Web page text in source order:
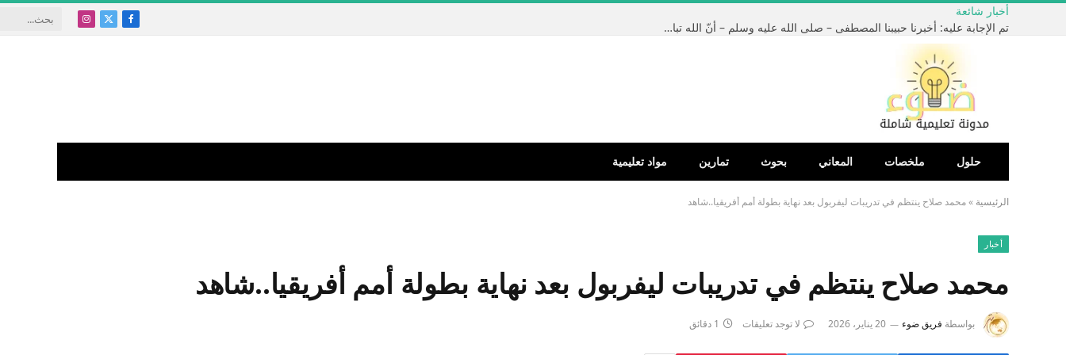
أخبار شائعة
تم الإجابة عليه: أخبرنا حبيبنا المصطفى – صلى الله عليه وسلم – أنّ الله تبارك وتعالى كتب كتاباً قبل أن يخلق السماوات والأرض بألفي عام * وهو عند العرش * وأنه أنزل منه آيتين فما هما ؟
فيسبوك
X
الانستغرام
حلول ملخصات المعاني بحوث تمارين مواد تعليمية
الرئيسية »محمد صلاح ينتظم في تدريبات ليفربول بعد نهاية بطولة أمم أفريقيا..شاهد
أخبار
محمد صلاح ينتظم في تدريبات ليفربول بعد نهاية بطولة أمم أفريقيا..شاهد
بواسطة فريق ضوء 20 يناير، 2026 لا توجد تعليقات 1 دقائق